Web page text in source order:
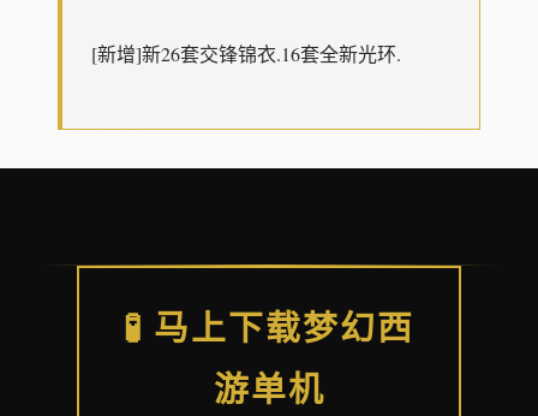
[新增]新26套交锋锦衣.16套全新光环.
🧪 马上下载梦幻西
游单机